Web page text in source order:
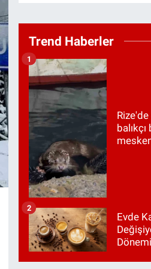
Trend Haberler
balıkçı
1
Evde
2